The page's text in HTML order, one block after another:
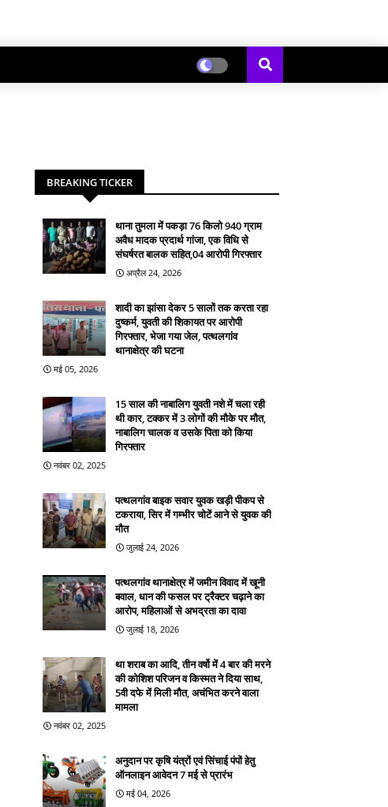
BREAKING TICKER
थाना तुमला में पकड़ा 76 किलो 940 ग्राम
अवैध मादक प्रदार्थ गांजा, एक विधि से
संघर्षरत बालक सहित,04 आरोपी गिरफ्तार
अप्रैल 24, 2026
शादी का झांसा देकर 5 सालों तक करता रहा
दुष्कर्म, युवती की शिकायत पर आरोपी
गिरफ्तार, भेजा गया जेल, पत्थलगांव
थानाक्षेत्र की घटना
मई 05, 2026
15 साल की नाबालिग युवती नशे में चला रही
थी कार, टक्कर में 3 लोगों की मौके पर मौत,
नाबालिग चालक व उसके पिता को किया
गिरफ्तार
नवंबर 02, 2025
पत्थलगांव बाइक सवार युवक खड़ी पीकप से
टकराया, सिर में गम्भीर चोटें आने से युवक की
मौत
जुलाई 24, 2026
पत्थलगांव थानाक्षेत्र में जमीन विवाद में खूनी
बवाल, धान की फसल पर ट्रैक्टर चढ़ाने का
आरोप, महिलाओं से अभद्रता का दावा
जुलाई 18, 2026
था शराब का आदि, तीन वर्षो में 4 बार की मरने
की कोशिश परिजन व किस्मत ने दिया साथ,
5वी दफे में मिली मौत, अचंभित करने वाला
मामला
नवंबर 02, 2025
अनुदान पर कृषि यंत्रों एवं सिंचाई पंपों हेतु
ऑनलाइन आवेदन 7 मई से प्रारंभ
मई 04, 2026